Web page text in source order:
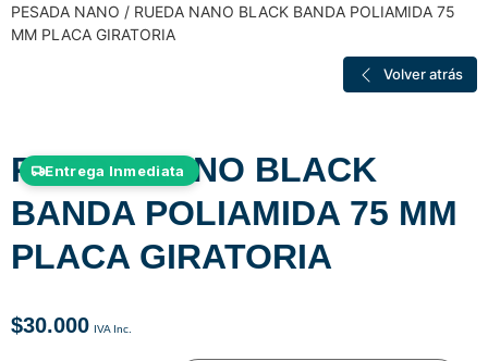
PESADA NANO / RUEDA NANO BLACK BANDA POLIAMIDA 75
MM PLACA GIRATORIA
Volver atrás
Entrega Inmediata
RUEDA NANO BLACK
BANDA POLIAMIDA 75 MM
PLACA GIRATORIA
$30.000